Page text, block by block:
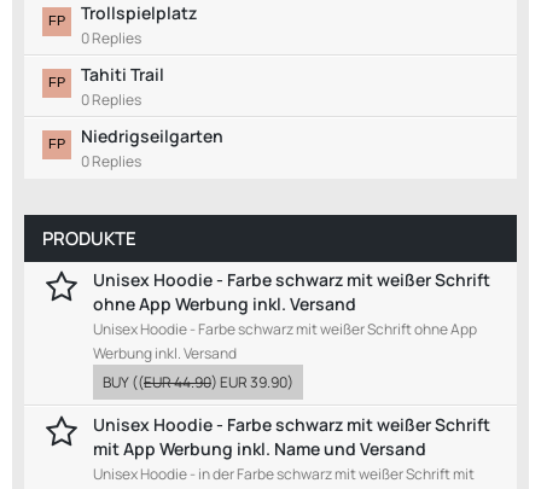
Trollspielplatz
0 Replies
Tahiti Trail
0 Replies
Niedrigseilgarten
0 Replies
PRODUKTE
Unisex Hoodie - Farbe schwarz mit weißer Schrift
ohne App Werbung inkl. Versand
Unisex Hoodie - Farbe schwarz mit weißer Schrift ohne App
Werbung inkl. Versand
BUY((EUR 44.90)EUR 39.90)
Unisex Hoodie - Farbe schwarz mit weißer Schrift
mit App Werbung inkl. Name und Versand
Unisex Hoodie - in der Farbe schwarz mit weißer Schrift mit